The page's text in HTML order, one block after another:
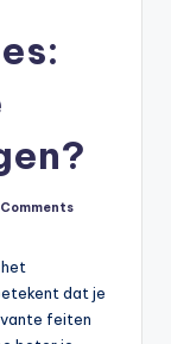
Comments
dat je
feiten